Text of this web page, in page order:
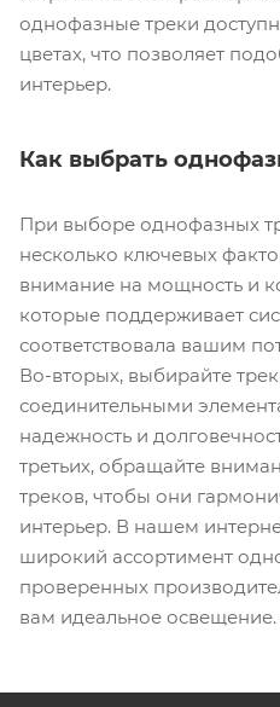
однофазные треки
цветах, что позволяет
интерьер.
Как выбрать
При выборе однофазных
несколько ключевых
внимание на мощность и
которые поддерживает
соответствовала вашим
Во-вторых, выбирайте
соединительными
надежность и
третьих, обращайте
треков, чтобы они
интерьер. В нашем
широкий ассортимент
проверенных
вам идеальное освещение.